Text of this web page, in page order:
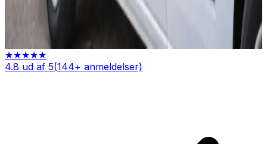
Fast pris uden overraskelser
Indhent tilbud
Ring70 60 30 04
★★★★★
4.8 ud af 5(144+ anmeldelser)